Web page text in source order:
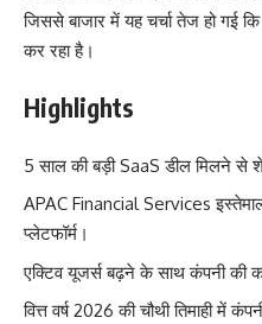
जिससे बाजार में यह चर्चा तेज हो गई
कर रहा है।
Highlights
5 साल की बड़ी SaaS डील मिलने से
APAC Financial Services
प्लेटफॉर्म।
एक्टिव यूजर्स बढ़ने के साथ कंपनी की
वित्त वर्ष 2026 की चौथी तिमाही में